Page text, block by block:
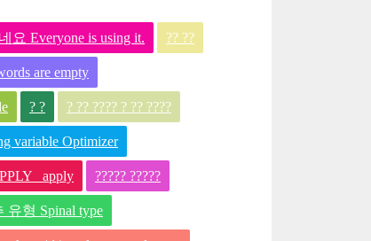
요 Everyone is using it. ?? ??
are empty
? ? ? ?? ???? ? ?? ????
variable Optimizer
_apply ????? ?????
유형 Spinal type